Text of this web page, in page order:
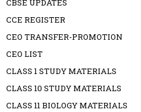
CBSE UPDATES
CCE REGISTER
CEO TRANSFER-PROMOTION
CEO LIST
CLASS 1 STUDY MATERIALS
CLASS 10 STUDY MATERIALS
CLASS 11 BIOLOGY MATERIALS